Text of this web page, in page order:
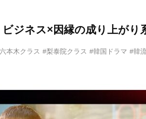
ジネス×因縁の成り上がり
本木クラス #梨泰院クラス #韓国ドラマ #韓